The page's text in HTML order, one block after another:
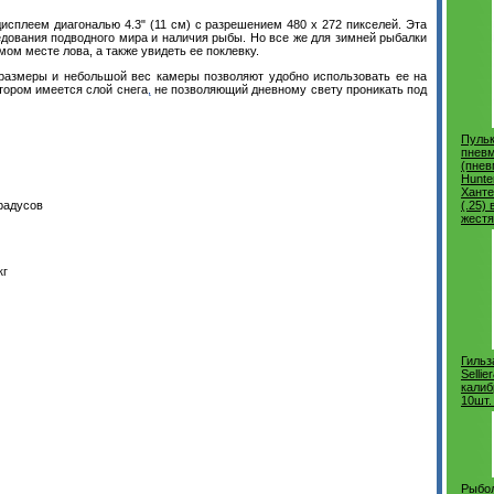
диагональю 4.3" (11 см) с разрешением 480 х 272 пикселей. Эта
подводного мира и наличия рыбы. Но все же для зимней рыбалки
месте лова, а также увидеть ее поклевку.
и небольшой вес камеры позволяют удобно использовать ее на
имеется слой снега, не позволяющий дневному свету проникать под
(.25)
10шт.